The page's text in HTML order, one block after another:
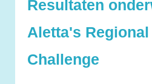
Resultaten
Aletta's Regional
Challenge